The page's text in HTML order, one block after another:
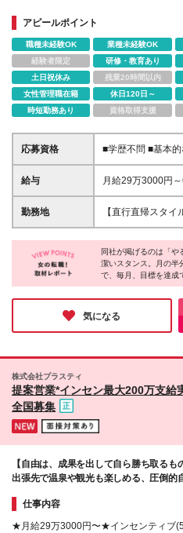
充実の待遇
アピールポイント
職種未経験OK 業種未経験OK
経験者限定
研修・教育あり
土日祝休み
残業20時間以内
女性管理職在籍
休日120日～
時短勤務あり
資格取得支援
応募資格
■学歴不問 ■基本
の方 ■普通自動車
ードライバー不可
ートナーの了承と
え、ご応募ください ＼こんな方にぴったり！
める方 ★こつこつ
★オンオフのメリ
かしたお客様との
イブが好きな方
給与
月給29万3000円
インセンティブ支
円（みなし残業
成した分、 半年
還元！ 最低でも
績もあります！ ★手当詳細★ ・基本給16万円～26万
差異はありません
し残業代10時間分
（みなし残業代30
1万～30万円程度)
勤務地
【直行直帰スタイ
中】 ご自宅を拠点に、全国の販売代理店を社用車で
訪問し営業活動を
府茨木市庄1丁目
会議等のみです。 (変更の範囲)上記を除く当社関連勤
務地
同社が掲げるのは「や
潔いスタンス。月の半
で、毎月、目標を達成
られます。やるべきこ
責任を果たし、自らの
には、これ以上ないほ
き、裁量をもって仕事
気になる
株式会社プラスティ
提案営業*インセン最大200万支給
全国募集
【自由は、成果を出して自ら勝ち取るも
出張先で温泉や観光も楽しめる、圧倒的
仕事内容
★月給29万3000円〜★インセンティブ